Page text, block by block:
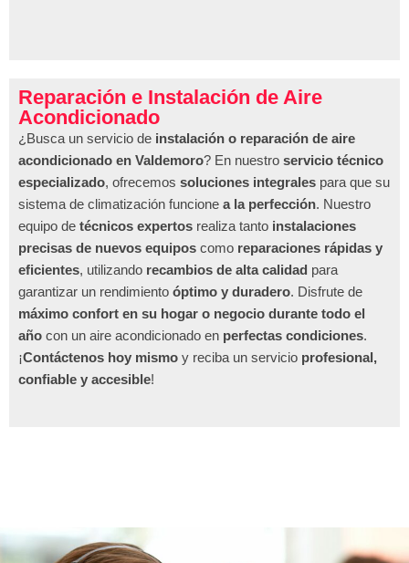
Reparación e Instalación de Aire
Acondicionado
¿Busca un servicio de instalación o reparación de aire
acondicionado en Valdemoro? En nuestro servicio técnico
especializado, ofrecemos soluciones integrales para que su
sistema de climatización funcione a la perfección. Nuestro
equipo de técnicos expertos realiza tanto instalaciones
precisas de nuevos equipos como reparaciones rápidas y
eficientes, utilizando recambios de alta calidad para
garantizar un rendimiento óptimo y duradero. Disfrute de
máximo confort en su hogar o negocio durante todo el
año con un aire acondicionado en perfectas condiciones.
¡Contáctenos hoy mismo y reciba un servicio profesional,
confiable y accesible!